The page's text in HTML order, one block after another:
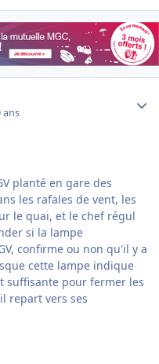
ans
planté en gare des
les rafales de vent, les
le quai, et le chef régul
si la lampe
confirme ou non qu'il y a
cette lampe indique
suffisante pour fermer les
repart vers ses